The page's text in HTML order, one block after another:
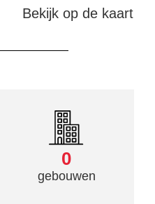
Bekijk op de kaart
gebouwen
0